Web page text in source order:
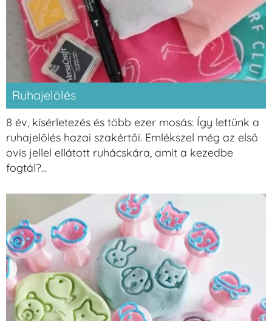
Ruhajelölés
8 év, kísérletezés és több ezer mosás: Így lettünk a
ruhajelölés hazai szakértői. Emlékszel még az első
ovis jellel ellátott ruhácskára, amit a kezedbe
fogtál?...